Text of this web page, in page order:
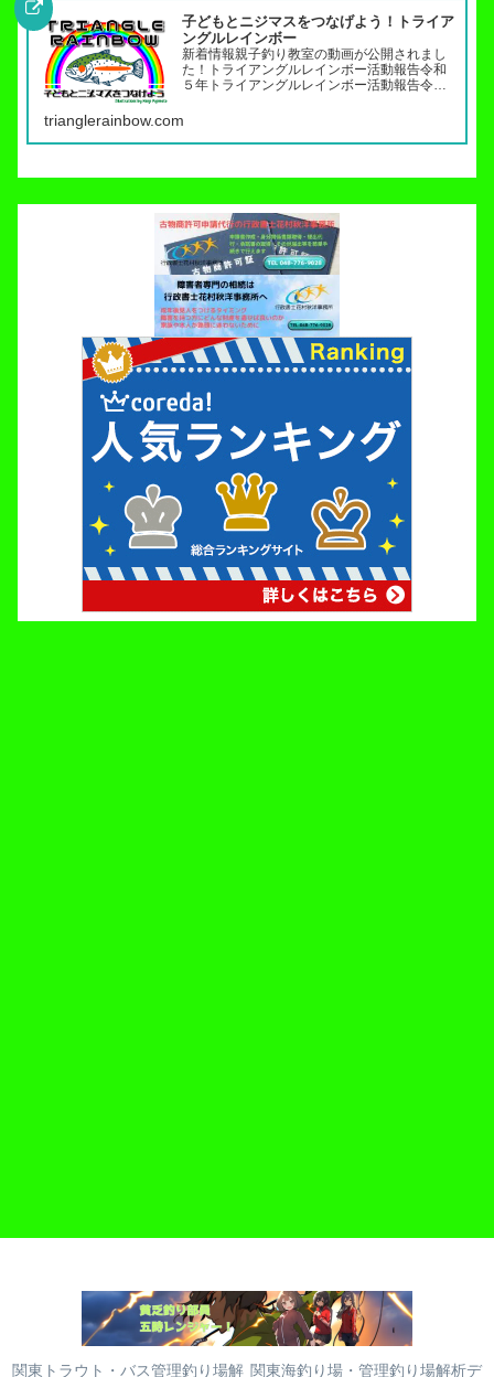
子どもとニジマスをつなげよう！トライア
ングルレインボー
新着情報親子釣り教室の動画が公開されまし
た！トライアングルレインボー活動報告令和
５年トライアングルレインボー活動報告令和
月〜１２月）令和４年トライアングルレイン
ボー活動報告（１月～６月）令和３年トライ
trianglerainbow.com
関東トラウト・バス管理釣り場解 関東海釣り場・管理釣り場解析デ